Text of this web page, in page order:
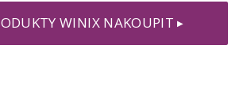
▶
WINIX NAKOUPIT